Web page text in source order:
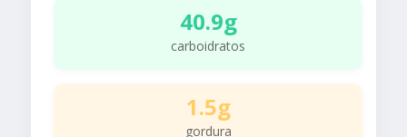
40.9g
carboidratos
1.5g
gordura